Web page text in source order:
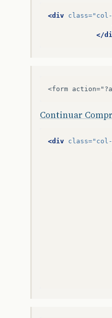
<div class="col-
</
<form
Continuar
<div class=